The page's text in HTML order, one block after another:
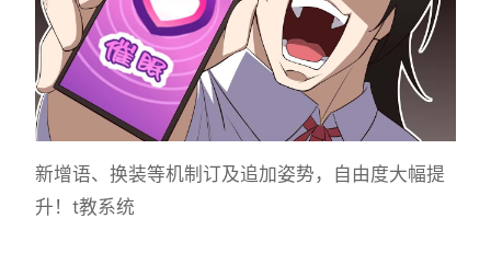
新增语、换装等机制订及追加姿势，自由度大幅提
升！t教系统